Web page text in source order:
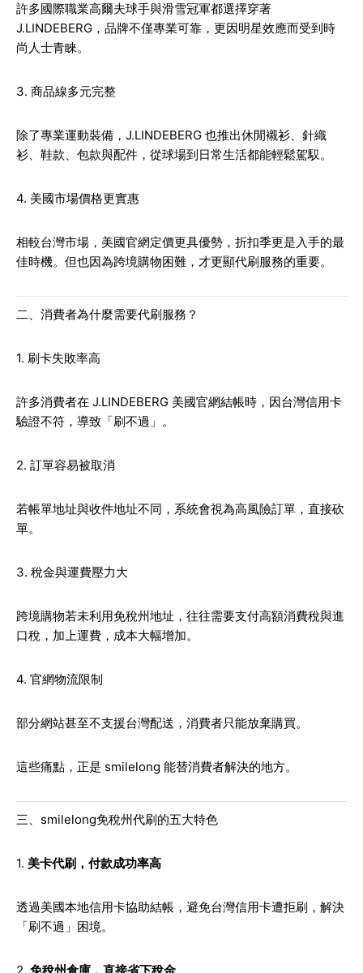
許多國際職業高爾夫球手與滑雪冠軍都選擇穿著
J.LINDEBERG，品牌不僅專業可靠，更因明星效應而受到時
尚人士青睞。
3. 商品線多元完整
除了專業運動裝備，J.LINDEBERG 也推出休閒襯衫、針織
衫、鞋款、包款與配件，從球場到日常生活都能輕鬆駕馭。
4. 美國市場價格更實惠
相較台灣市場，美國官網定價更具優勢，折扣季更是入手的最
佳時機。但也因為跨境購物困難，才更顯代刷服務的重要。
二、消費者為什麼需要代刷服務？
1. 刷卡失敗率高
許多消費者在 J.LINDEBERG 美國官網結帳時，因台灣信用卡
驗證不符，導致「刷不過」。
2. 訂單容易被取消
若帳單地址與收件地址不同，系統會視為高風險訂單，直接砍
單。
3. 稅金與運費壓力大
跨境購物若未利用免稅州地址，往往需要支付高額消費稅與進
口稅，加上運費，成本大幅增加。
4. 官網物流限制
部分網站甚至不支援台灣配送，消費者只能放棄購買。
這些痛點，正是 smilelong 能替消費者解決的地方。
三、smilelong免稅州代刷的五大特色
1. 美卡代刷，付款成功率高
透過美國本地信用卡協助結帳，避免台灣信用卡遭拒刷，解決
「刷不過」困境。